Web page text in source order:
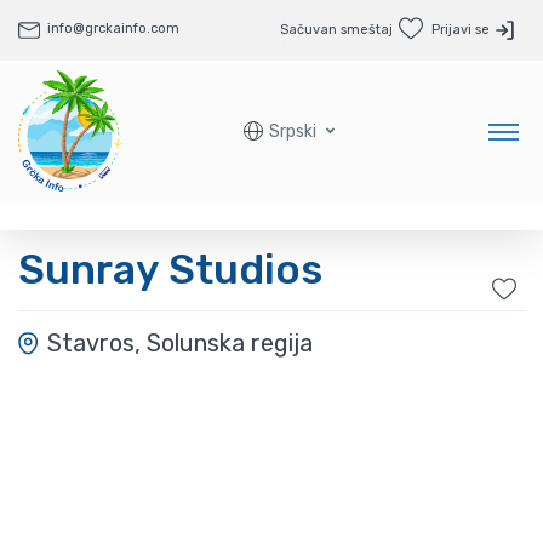
info@grckainfo.com Sačuvan smeštaj Prijavi se
Srpski
Sunray Studios
Stavros, Solunska regija